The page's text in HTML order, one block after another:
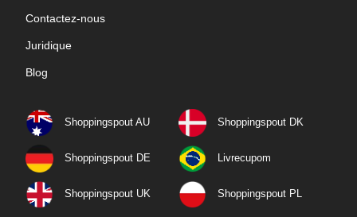
Contactez-nous
Juridique
Blog
Shoppingspout AU Shoppingspout DK
Shoppingspout DE Livrecupom
Shoppingspout UK Shoppingspout PL